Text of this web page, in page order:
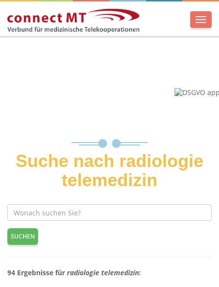
Menü
Suche nach radiologie
telemedizin
SUCHEN
94 Ergebnisse für radiologie telemedizin: